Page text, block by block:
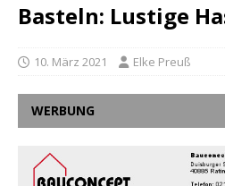
Basteln: Lustige
10. März 2021 Elke Preuß
WERBUNG